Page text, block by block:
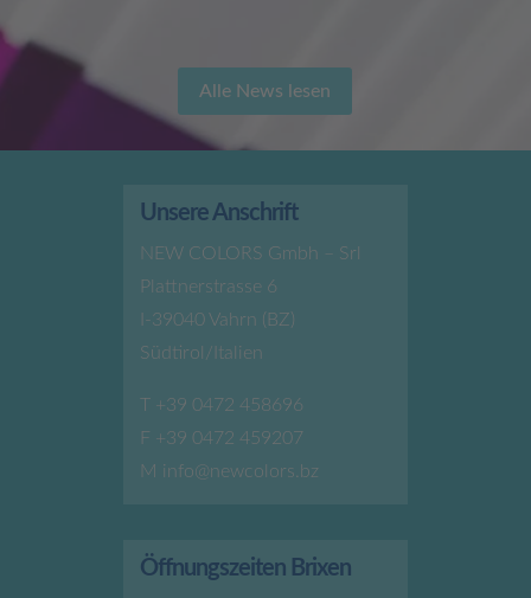
Alle News lesen
Unsere Anschrift
NEW COLORS Gmbh – Srl
Plattnerstrasse 6
I-39040 Vahrn (BZ)
Südtirol/Italien
T +39 0472 458696
F +39 0472 459207
M info@newcolors.bz
Öffnungszeiten Brixen